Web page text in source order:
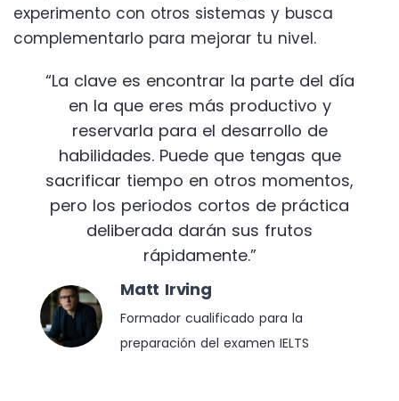
experimento con otros sistemas y busca
complementarlo para mejorar tu nivel.
“La clave es encontrar la parte del día
en la que eres más productivo y
reservarla para el desarrollo de
habilidades. Puede que tengas que
sacrificar tiempo en otros momentos,
pero los periodos cortos de práctica
deliberada darán sus frutos
rápidamente.”
Matt Irving
Formador cualificado para la
preparación del examen IELTS